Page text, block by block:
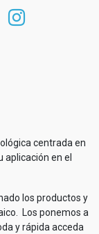
centrada en
aplicación en el
los productos y
Los ponemos a
y rápida acceda